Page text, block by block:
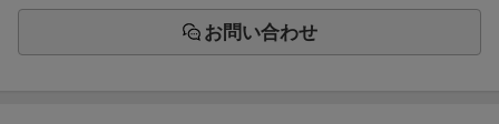
お問い合わせ